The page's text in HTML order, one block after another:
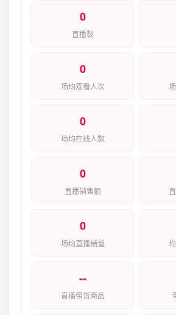
0
直播数
0
场均观看人次
0
场均在线人数
0
直播销售额
0
场均直播销量
--
直播带货商品